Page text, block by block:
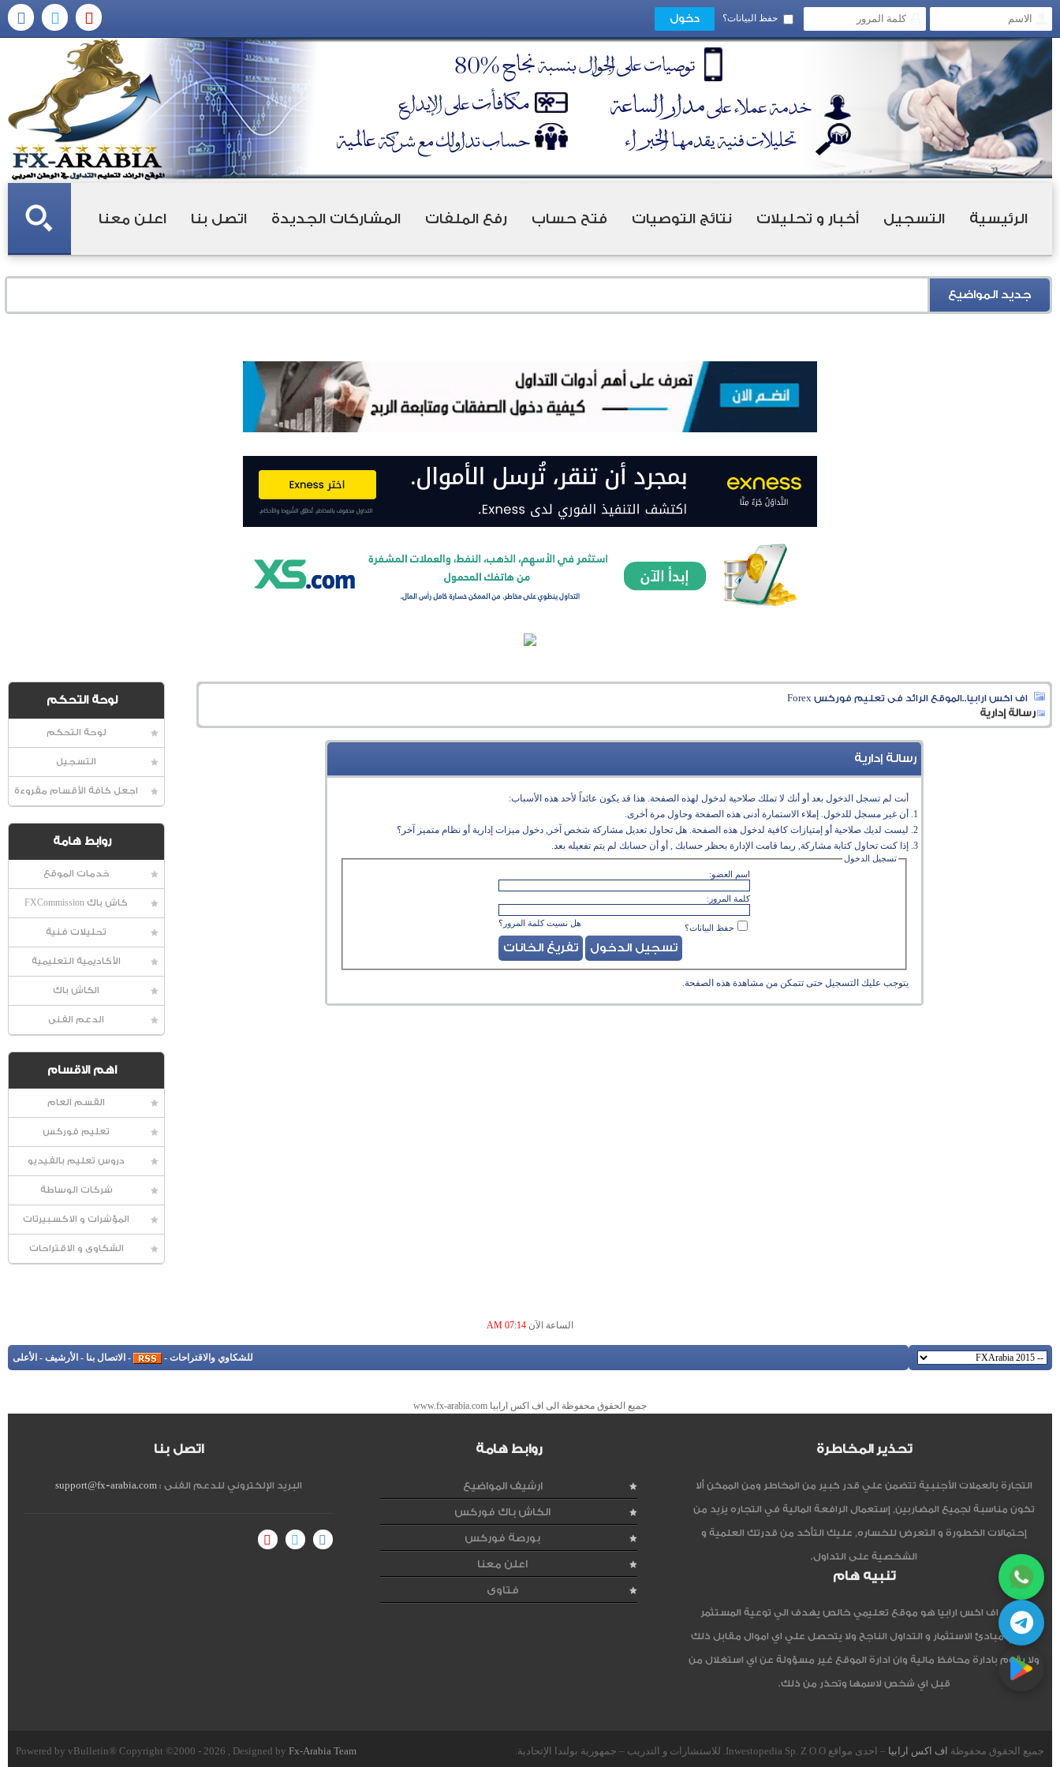
حفظ البيانات؟
الرئيسية التسجيل أخبار و تحليلات نتائج التوصيات فتح حساب رفع الملفات المشاركات الجديدة اتصل بنا اعلن معنا
جديد المواضيع
لوحة التحكم
لوحة التحكم
التسجيل
اجعل كافة الأقسام مقروءة
روابط هامة
خدمات الموقع
كاش باك FXCommission
تحليلات فنية
الأكاديمية التعليمية
الكاش باك
الدعم الفنى
اهم الاقسام
القسم العام
تعليم فوركس
دروس تعليم بالفيديو
شركات الوساطة
المؤشرات و الاكسبيرتات
الشكاوى و الاقتراحات
اف اكس ارابيا..الموقع الرائد فى تعليم فوركس Forex
رسالة إدارية
رسالة إدارية
أنت لم تسجل الدخول بعد أو أنك لا تملك صلاحية لدخول لهذه الصفحة. هذا قد يكون عائداً لأحد هذه الأسباب:
أن غير مسجل للدخول. إملاء الاستمارة أدنى هذه الصفحة وحاول مرة أخرى.
ليست لديك صلاحية أو إمتيازات كافية لدخول هذه الصفحة. هل تحاول تعديل مشاركة شخص آخر, دخول ميزات إدارية أو نظام متميز آخر؟
إذا كنت تحاول كتابة مشاركة, ربما قامت الإدارة بحظر حسابك , أو أن حسابك لم يتم تفعيله بعد.
تسجيل الدخول
اسم العضو:
كلمة المرور:
هل نسيت كلمة المرور؟ حفظ البيانات؟
يتوجب عليكالتسجيل حتى تتمكن من مشاهدة هذه الصفحة.
الساعة الآن 07:14 AM
للشكاوي والاقتراحات -
- الاتصال بنا - الأرشيف - الأعلى
جميع الحقوق محفوظة الى اف اكس ارابيا www.fx-arabia.com
تحذير المخاطرة
التجارة بالعملات الأجنبية تتضمن علي قدر كبير من المخاطر ومن الممكن ألا
تكون مناسبة لجميع المضاربين, إستعمال الرافعة المالية في التجاره يزيد من
إحتمالات الخطورة و التعرض للخساره, عليك التأكد من قدرتك العلمية و
الشخصية على التداول.
تنبيه هام
موقع اف اكس ارابيا هو موقع تعليمي خالص يهدف الي توعية المستثمر
العربي مبادئ الاستثمار و التداول الناجح ولا يتحصل علي اي اموال مقابل ذلك
ولا يقوم بادارة محافظ مالية وان ادارة الموقع غير مسؤولة عن اي استغلال من
قبل اي شخص لاسمها وتحذر من ذلك.
روابط هامة
ارشيف المواضيع
الكاش باك فوركس
بورصة فوركس
اعلن معنا
فتاوى
اتصل بنا
البريد الإلكتروني للدعم الفنى :support@fx-arabia.com
جميع الحقوق محفوظة اف اكس ارابيا – احدى مواقع Inwestopedia Sp. Z O.O. للاستشارات و التدريب – جمهورية بولندا الإتحادية. Powered by vBulletin® Copyright ©2000 - 2026 , Designed by Fx-Arabia Team